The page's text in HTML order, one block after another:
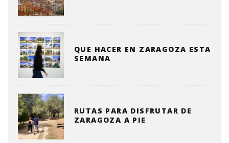
QUE HACER EN ZARAGOZA ESTA
SEMANA
RUTAS PARA DISFRUTAR DE
ZARAGOZA A PIE